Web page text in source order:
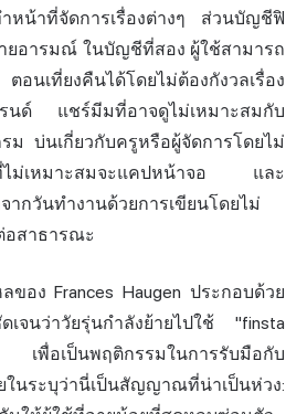
น้าที่จัดการเรื่องต่างๆ ส่วนบัญชีฟิ
ยอารมณ์ ในบัญชีที่สอง ผู้ใช้สามารถ
เที่ยงคืนได้โดยไม่ต้องกังวลเรื่อง
นด์ แชร์มีมที่อาจดูไม่เหมาะสมกับ
ม บ่นเกี่ยวกับครูหรือผู้จัดการโดยไม่
ที่ไม่เหมาะสมจะแคปหน้าจอ และ
ากวันทำงานด้วยการเขียนโดยไม่
อสาธารณะ
ของ Frances Haugen ประกอบด้วย
เจนว่าวัยรุ่นกำลังย้ายไปใช้ "finsta
เพื่อเป็นพฤติกรรมในการรับมือกับ
ระบุว่านี่เป็นสัญญาณที่น่าเป็นห่วง: